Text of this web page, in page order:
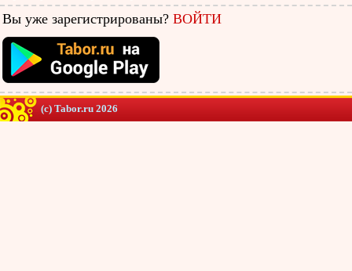
Вы уже зарегистрированы? ВОЙТИ
(c) Tabor.ru 2026